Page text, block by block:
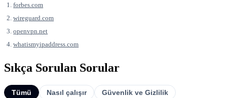
forbes.com
wireguard.com
openvpn.net
whatismyipaddress.com
Sıkça Sorulan Sorular
Tümü Nasıl çalışır
Güvenlik ve Gizlilik